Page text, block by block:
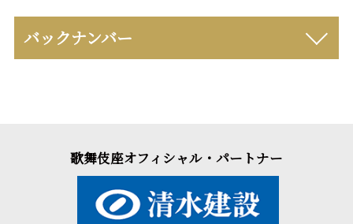
バックナンバー
歌舞伎座オフィシャル・パートナー